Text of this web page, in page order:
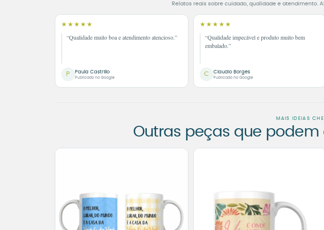
Relatos reais sobre cuidado, qualidade e atendimento.
★★★★★
“Qualidade muito boa e atendimento atencioso.”
P Paula Castrillo
Publicado no Google
★★★★★
“Qualidade impecável e produto muito bem
embalado.”
C Claudio Borges
Publicado no Google
MAIS IDEIAS
Outras peças que